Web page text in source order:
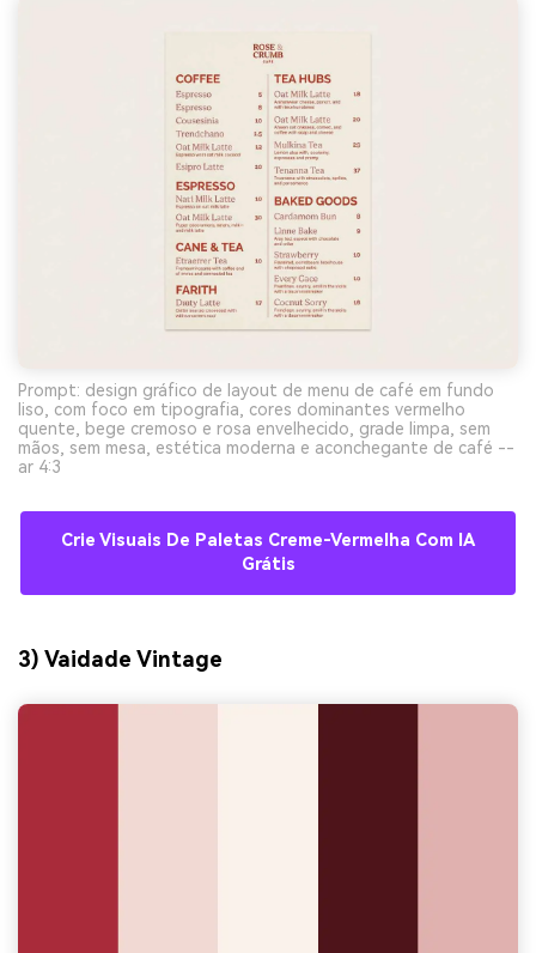
Prompt: design gráfico de layout de menu de café em fundo
liso, com foco em tipografia, cores dominantes vermelho
quente, bege cremoso e rosa envelhecido, grade limpa, sem
mãos, sem mesa, estética moderna e aconchegante de café --
ar 4:3
Crie Visuais De Paletas Creme-Vermelha Com IA
Grátis
3) Vaidade Vintage